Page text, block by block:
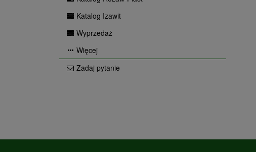
Katalog Izawit
Wyprzedaż
Więcej
Zadaj pytanie